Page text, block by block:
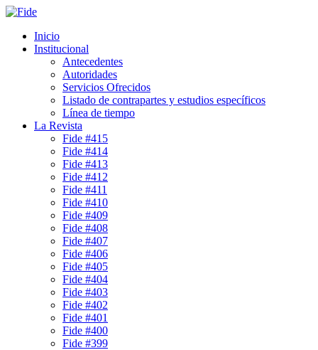
Inicio
Institucional
Antecedentes
Autoridades
Servicios Ofrecidos
Listado de contrapartes y estudios específicos
Línea de tiempo
La Revista
Fide #415
Fide #414
Fide #413
Fide #412
Fide #411
Fide #410
Fide #409
Fide #408
Fide #407
Fide #406
Fide #405
Fide #404
Fide #403
Fide #402
Fide #401
Fide #400
Fide #399